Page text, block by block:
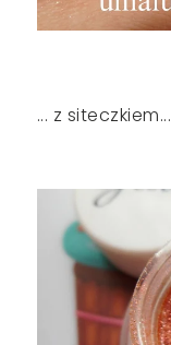
... z siteczkiem...